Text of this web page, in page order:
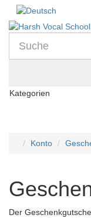
Kategorien
Konto
Der